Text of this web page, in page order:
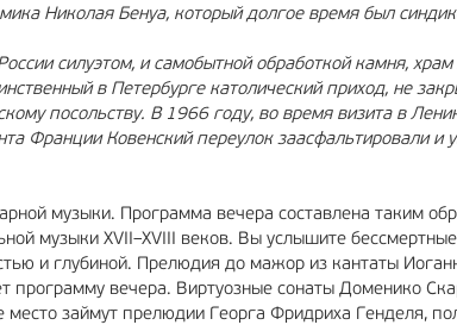
Николая Бенуа, который долгое время был
силуэтом, и самобытной обработкой камня,
в Петербурге католический приход, не
посольству. В 1966 году, во время визита в
Франции Ковенский переулок заасфальтировали и
музыки. Программа вечера составлена таким
музыки XVII–XVIII веков. Вы услышите бессмертные
и глубиной. Прелюдия до мажор из кантаты
программу вечера. Виртуозные сонаты Доменико
место займут прелюдии Георга Фридриха Генделя,